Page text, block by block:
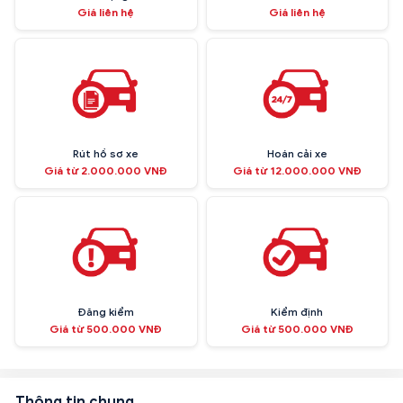
Giá liên hệ
Giá liên hệ
Rút hồ sơ xe
Giá từ 2.000.000 VNĐ
Hoán cải xe
Giá từ 12.000.000 VNĐ
Đăng kiểm
Giá từ 500.000 VNĐ
Kiểm định
Giá từ 500.000 VNĐ